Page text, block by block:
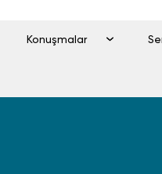
Konuşmalar